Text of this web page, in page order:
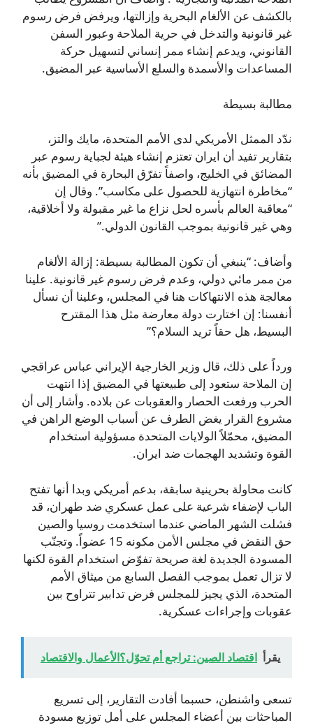
بالكشف عن الألغام البحرية وإزالتها، ويرفض فرض رسوم
غير قانونية والتدخل في حرية الملاحة وعبور السفن
القانوني، ويدعم إنشاء ممر إنساني لتسهيل حركة
المساعدات والأسمدة والسلع الأساسية عبر المضيق.
مطالبة بسيطة
ندّد الممثل الأمريكي لدى الأمم المتحدة، مايك والتز،
بتقارير تفيد أن ايران تعتزم إنشاء هيئة لجباية رسوم عبر
المضائق في الخليج، واصفاً تفرّق البحارة في المضيق بأنه
“مخاطرة انتهازية للحصول على مكاسب”. وقال إن
“معاقبة العالم بأسره لحل نزاع ما غير مقبولة ولا أخلاقية،
وهي غير قانونية بموجب القانون الدولي.”
وأضاف: “ينبغي أن تكون المطالبة بسيطة: إزالة الألغام
من ممر مائي دولي، وعدم فرض رسوم غير قانونية. علينا
معالجة هذه الانتهاكات هنا في المجلس، وعلينا أن نسأل
أنفسنا: إن اختارت دولة معارضة مثل هذا المقترح
البسيط، هل حقاً تريد السلام؟”
ورداً على ذلك، قال وزير الخارجية الإيراني عباس عراقجي
إن الملاحة ستعود إلى طبيعتها في المضيق إذا انتهت
الحرب ورفعت الحصار والعقوبات عن بلاده. وأشار إلى أن
مشروع القرار يغض الطرف عن أسباب الوضع الراهن في
المضيق، محمّلاً الولايات المتحدة مسؤولية استخدام
القوة وتشديد الهجمات ضد ايران.
كانت محاولة بحرينية سابقة، بدعم أمريكي وبدا أنها تفتح
الباب لإضفاء شرعية على عمل عسكري ضد طهران، قد
فشلت الشهر الماضي عندما استخدمت روسيا والصين
حق النقض في مجلس الأمن مكونه 15 عضواً. وتجنّب
المسودة الجديدة لغة صريحة تفوّض استخدام القوة لكنها
لا تزال تعمل بموجب الفصل السابع من ميثاق الأمم
المتحدة، الذي يجيز للمجلس فرض تدابير تتراوح بين
عقوبات وإجراءات عسكرية.
يقرأ اقتصاد الصين: تراجع أم تحوّل؟الأعمال والاقتصاد
تسعى واشنطن، حسبما أفادت التقارير، إلى تسريع
المباحثات بين أعضاء المجلس على أمل توزيع مسودة